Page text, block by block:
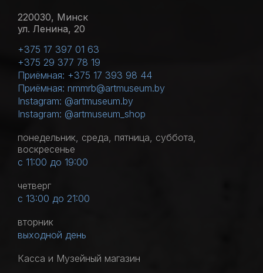
220030, Минск
ул. Ленина, 20
+375 17 397 01 63
+375 29 377 78 19
Приёмная: +375 17 393 98 44
Приёмная: nmmrb@artmuseum.by
Instagram: @artmuseum.by
Instagram: @artmuseum_shop
понедельник, среда, пятница, суббота,
воскресенье
с 11:00 до 19:00
четверг
с 13:00 до 21:00
вторник
выходной день
Касса и Музейный магазин